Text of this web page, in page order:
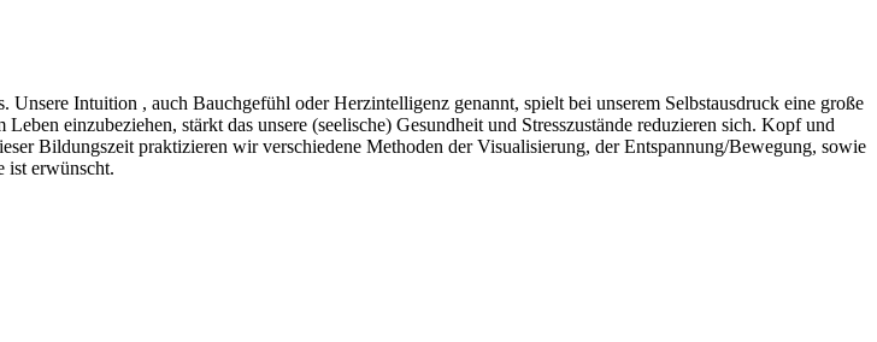
Intuition , auch Bauchgefühl oder Herzintelligenz genannt, spielt bei unserem Selbstausdruck eine große
einzubeziehen, stärkt das unsere (seelische) Gesundheit und Stresszustände reduzieren sich. Kopf und
Bildungszeit praktizieren wir verschiedene Methoden der Visualisierung, der Entspannung/Bewegung, sowie
ist erwünscht.